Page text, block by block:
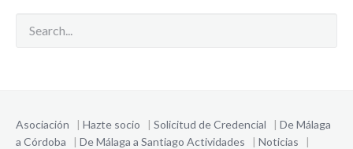
Asociación | Hazte socio | Solicitud de Credencial | De Málaga
a Córdoba | De Málaga a Santiago Actividades | Noticias |